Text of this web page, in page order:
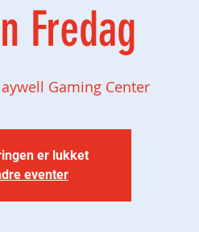
Fredag
Gaming Center
er lukket
eventer